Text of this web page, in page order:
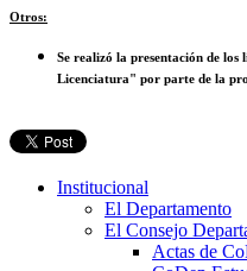
Otros:
Se realizó la presentación de los
Licenciatura" por parte de la
Institucional
El Departamento
El Consejo
Actas de